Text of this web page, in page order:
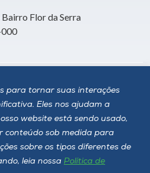
para tornar suas interações
Eles nos ajudam a
website está sendo usado,
conteúdo sob medida para
sobre os tipos diferentes de
leia nossa Política de
Flor da Serra
000